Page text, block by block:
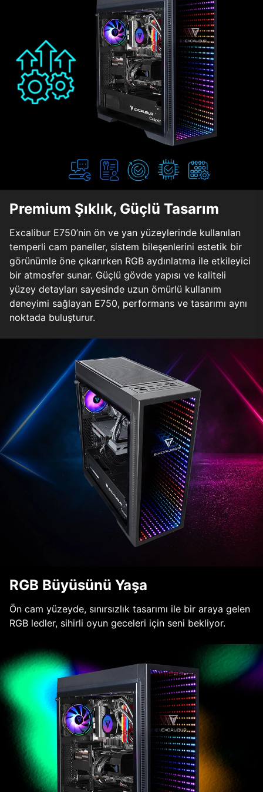
Premium Şıklık, Güçlü Tasarım
Excalibur E750’nin ön ve yan yüzeylerinde kullanılan
temperli cam paneller, sistem bileşenlerini estetik bir
görünümle öne çıkarırken RGB aydınlatma ile etkileyici
bir atmosfer sunar. Güçlü gövde yapısı ve kaliteli
yüzey detayları sayesinde uzun ömürlü kullanım
deneyimi sağlayan E750, performans ve tasarımı aynı
noktada buluşturur.
RGB Büyüsünü Yaşa
Ön cam yüzeyde, sınırsızlık tasarımı ile bir araya gelen
RGB ledler, sihirli oyun geceleri için seni bekliyor.